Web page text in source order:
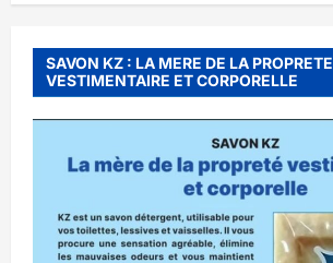
SAVON KZ : LA MERE DE LA PROPRETE
VESTIMENTAIRE ET CORPORELLE